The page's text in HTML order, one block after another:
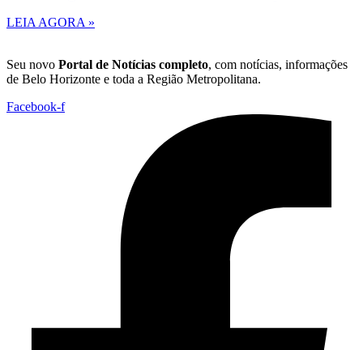
LEIA AGORA »
Seu novo Portal de Notícias completo, com notícias, informações
de Belo Horizonte e toda a Região Metropolitana.
Facebook-f